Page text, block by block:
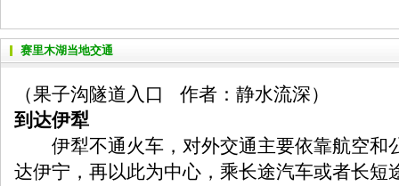
赛里木湖当地交通
（果子沟隧道入口 作者：静水流深）
到达伊犁
伊犁不通火车，对外交通主要依靠航空和
达伊宁，再以此为中心，乘长途汽车或者长短